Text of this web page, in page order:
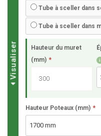
Visualiser
Tube à sceller dans
Tube à sceller dans
Hauteur du muret
(mm) * i
Hauteur Poteaux (mm) *